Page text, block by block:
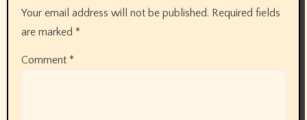
Your email address will not be published. Required fields
are marked *
Comment *